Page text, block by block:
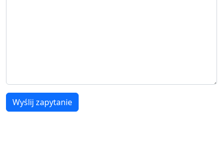
Wyślij zapytanie